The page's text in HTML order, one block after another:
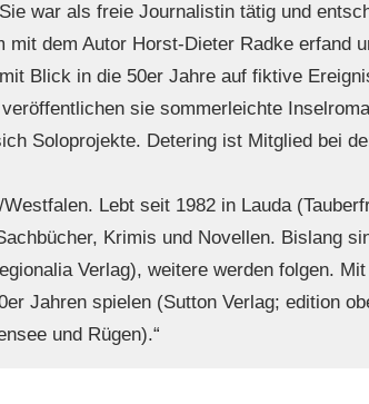
war als freie Journalistin tätig und
dem Autor Horst-Dieter Radke erfand
Blick in die 50er Jahre auf fiktive
sie sommerleichte
Soloprojekte. Detering ist Mitglied bei
Lebt seit 1982 in Lauda
Krimis und Novellen. Bislang
Verlag), weitere werden folgen.
Jahren spielen (Sutton Verlag; edition
und Rügen).“